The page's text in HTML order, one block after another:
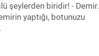
şeylerden biridir! - Demir.
yaptığı, botunuzu